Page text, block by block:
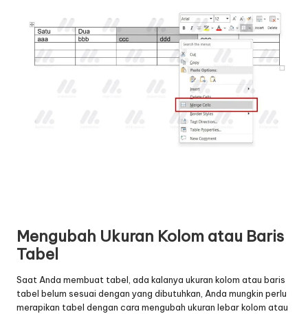
Mengubah Ukuran Kolom atau Baris
Tabel
Saat Anda membuat tabel, ada kalanya ukuran kolom atau baris
tabel belum sesuai dengan yang dibutuhkan, Anda mungkin perlu
merapikan tabel dengan cara mengubah ukuran lebar kolom atau